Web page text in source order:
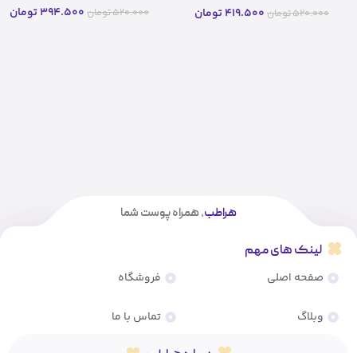
520.000تومان 419.500تومان 520.000تومان 394.500تومان
هراطب، همراه پوست شما
لینک های مهم
صفحه اصلی
وبلاگ
فروشگاه
تماس با ما